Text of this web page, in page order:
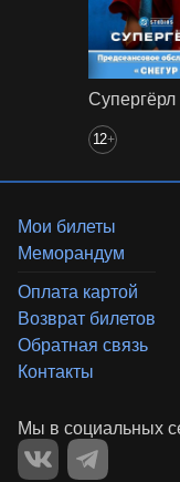
12+
Мои билеты
Меморандум
Оплата картой
Возврат билетов
Обратная связь
Контакты